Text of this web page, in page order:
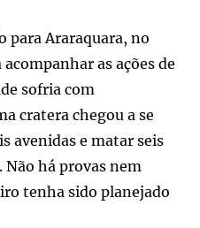
para Araraquara, no
as ações de
sofria com
cratera chegou a se
avenidas e matar seis
Não há provas nem
tenha sido planejado